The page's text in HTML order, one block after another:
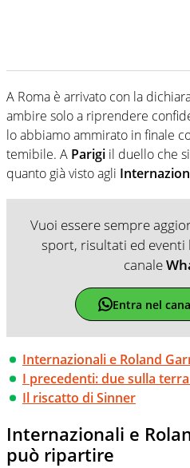
A Roma è arrivato con la
ambire solo a riprendere
lo abbiamo ammirato in finale
temibile. A Parigi il duello che
quanto già visto agli
Vuoi essere sempre
sport, risultati ed eventi
canale
Entra nel
Internazionali e Roland
I precedenti: due sulla
Il riscatto di Sinner
Internazionali e
può ripartire